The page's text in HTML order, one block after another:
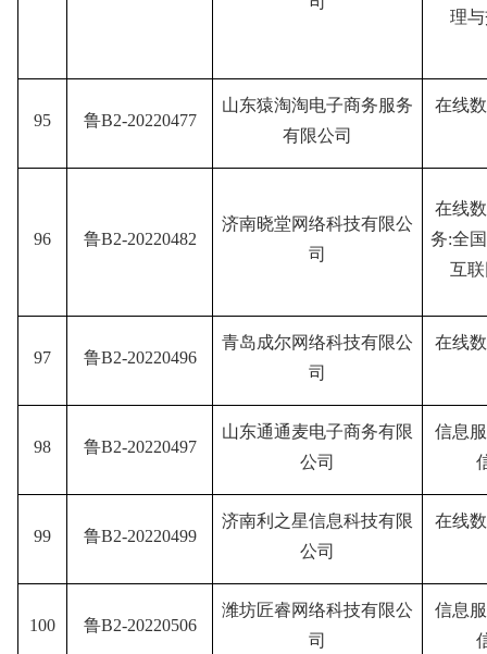
理
95 鲁B2-20220477
山东猿淘淘电子商务服务
有限公司
在线
96 鲁B2-20220482
济南晓堂网络科技有限公
司
在线
务:全
互
97 鲁B2-20220496
青岛成尔网络科技有限公
司
在线
98 鲁B2-20220497
山东通通麦电子商务有限
公司
信息
99 鲁B2-20220499
济南利之星信息科技有限
公司
在线
100 鲁B2-20220506
潍坊匠睿网络科技有限公
司
信息